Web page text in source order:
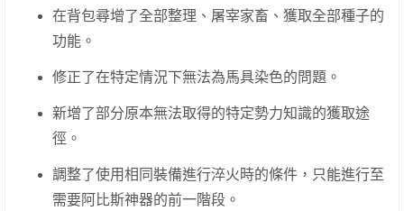
在背包尋增了全部整理、屠宰家畜、獲取全部種子的
功能。
修正了在特定情況下無法為馬具染色的問題。
新增了部分原本無法取得的特定勢力知識的獲取途
徑。
調整了使用相同裝備進行淬火時的條件，只能進行至
需要阿比斯神器的前一階段。